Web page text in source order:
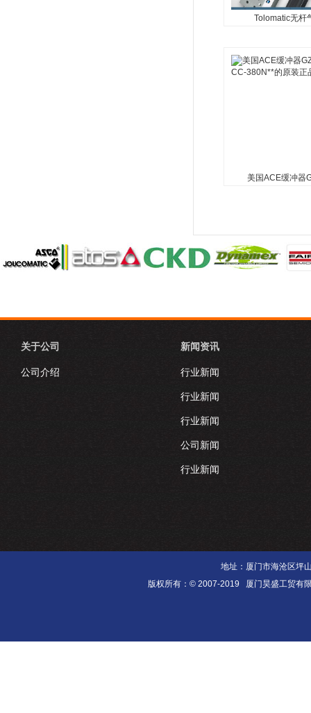
Tolomatic无杆
Tolomatic无杆气缸
美国ACE缓冲器
关于公司
公司介绍
新闻资讯
行业新闻
行业新闻
行业新闻
公司新闻
行业新闻
地址：厦门市海沧区
版权所有：© 2007-2019 厦门昊盛工贸